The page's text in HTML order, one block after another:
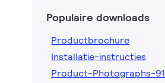
Populaire downloads
Productbrochure
Installatie-instructies
Product-Photographs-